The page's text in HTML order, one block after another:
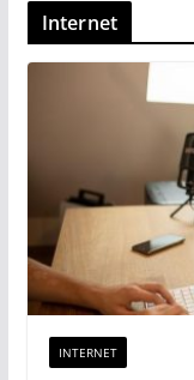
Internet
INTERNET